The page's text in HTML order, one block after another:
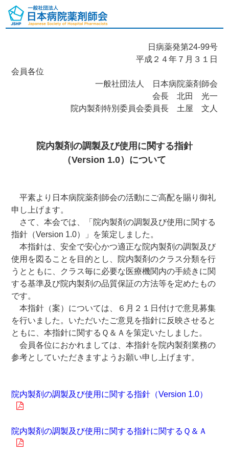
日病薬発第24-99号
平成２４年７月３１日
会員各位
一般社団法人 日本病院薬剤師会
会長 北田 光一
院内製剤特別委員会委員長 土屋 文人
院内製剤の調製及び使用に関する指針
（Version 1.0）について
平素より日本病院薬剤師会の活動にご高配を賜り御礼
申し上げます。
さて、本会では、「院内製剤の調製及び使用に関する
指針（Version 1.0）」を策定しました。
本指針は、安全で安心かつ適正な院内製剤の調製及び
使用を図ることを目的とし、院内製剤のクラス分類を行
うとともに、クラス毎に必要な医療機関内の手続きに関
する基準及び院内製剤の品質保証の方法等を定めたもの
です。
本指針（案）については、６月２１日付けで意見募集
を行いました。いただいたご意見を指針に反映させると
ともに、本指針に関するＱ＆Ａを策定いたしました。
会員各位におかれましては、本指針を院内製剤業務の
参考としていただきますようお願い申し上げます。
院内製剤の調製及び使用に関する指針（Version 1.0）
院内製剤の調製及び使用に関する指針に関するＱ＆Ａ